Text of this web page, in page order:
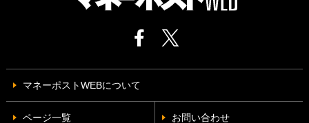
マネーポストWEBについて
ページ一覧 お問い合わせ